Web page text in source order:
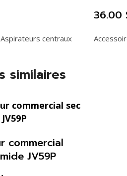
Aspirateurs centraux
36.00
similaires
commercial
JV59P